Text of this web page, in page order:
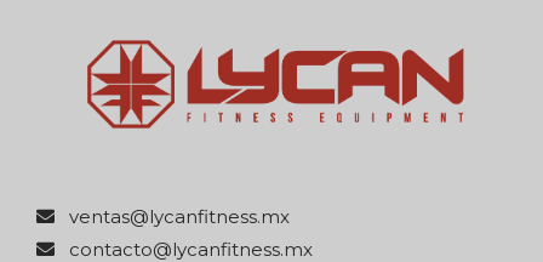
xm.ssentifnacyl@satnev
xm.ssentifnacyl@otcatnoc